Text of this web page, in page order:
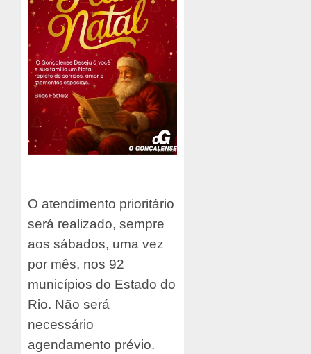
O atendimento prioritário
será realizado, sempre
aos sábados, uma vez
por mês, nos 92
municípios do Estado do
Rio. Não será
necessário
agendamento prévio.